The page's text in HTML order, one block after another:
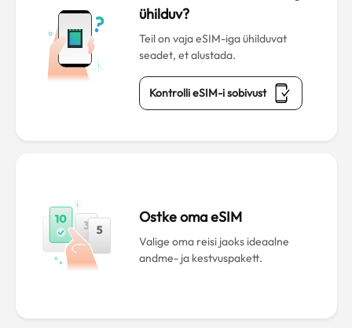
ühilduv?
Teil on vaja eSIM-iga ühilduvat
seadet, et alustada.
Kontrolli eSIM-i sobivust
Ostke oma eSIM
Valige oma reisi jaoks ideaalne
andme- ja kestvuspakett.